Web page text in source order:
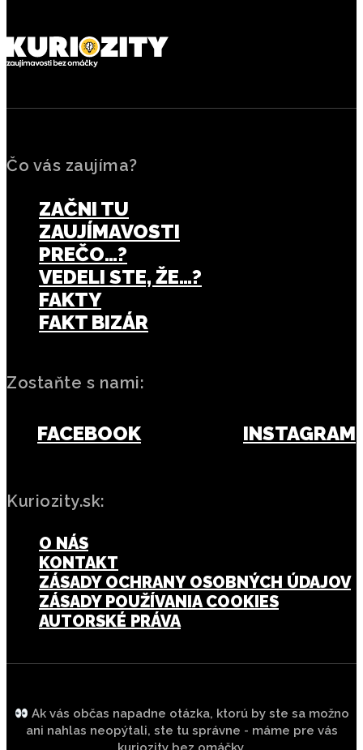
Čo vás zaujíma?
ZAČNI TU
ZAUJÍMAVOSTI
PREČO…?
VEDELI STE, ŽE…?
FAKTY
FAKT BIZÁR
Zostaňte s nami:
FACEBOOK INSTAGRAM
Kuriozity.sk:
O NÁS
KONTAKT
ZÁSADY OCHRANY OSOBNÝCH ÚDAJOV
ZÁSADY POUŽÍVANIA COOKIES
AUTORSKÉ PRÁVA
Ak vás občas napadne otázka, ktorú by ste sa možno
ani nahlas neopýtali, ste tu správne - máme pre vás